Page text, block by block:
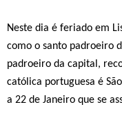
Neste dia é feriado em
como o santo padroeiro
padroeiro da capital,
católica portuguesa é
a 22 de Janeiro que se